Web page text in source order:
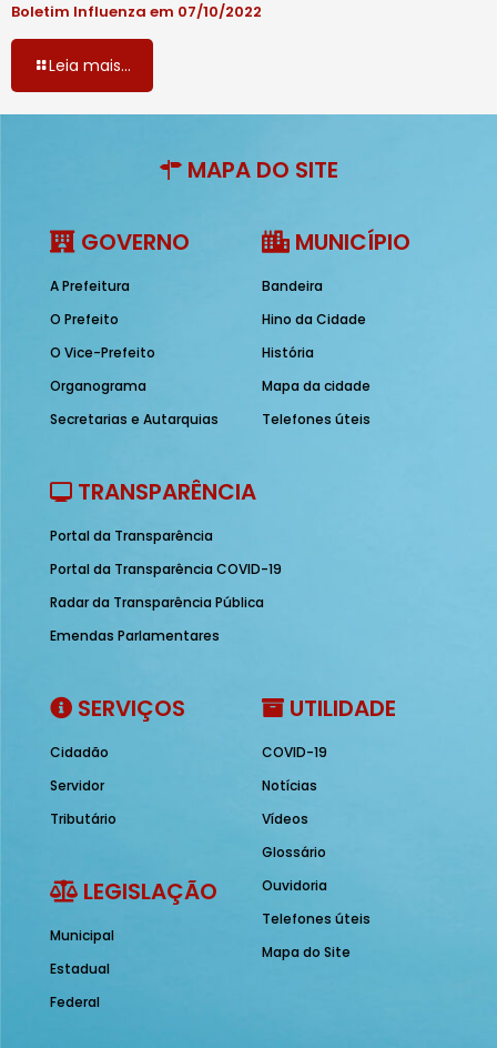
Boletim Influenza em 07/10/2022
Leia mais...
MAPA DO SITE
GOVERNO
A Prefeitura
O Prefeito
O Vice-Prefeito
Organograma
Secretarias e Autarquias
MUNICÍPIO
Bandeira
Hino da Cidade
História
Mapa da cidade
Telefones úteis
TRANSPARÊNCIA
Portal da Transparência
Portal da Transparência COVID-19
Radar da Transparência Pública
Emendas Parlamentares
SERVIÇOS
Cidadão
Servidor
Tributário
LEGISLAÇÃO
Municipal
Estadual
Federal
UTILIDADE
COVID-19
Notícias
Vídeos
Glossário
Ouvidoria
Telefones úteis
Mapa do Site